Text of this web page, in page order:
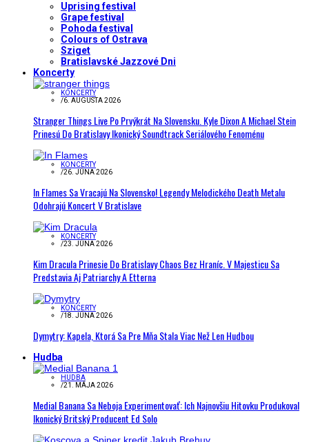
Uprising festival
Grape festival
Pohoda festival
Colours of Ostrava
Sziget
Bratislavské Jazzové Dni
Koncerty
KONCERTY
/6. AUGUSTA 2026
Stranger Things Live Po Prvýkrát Na Slovensku. Kyle Dixon A Michael Stein
Prinesú Do Bratislavy Ikonický Soundtrack Seriálového Fenoménu
KONCERTY
/26. JÚNA 2026
In Flames Sa Vracajú Na Slovensko! Legendy Melodického Death Metalu
Odohrajú Koncert V Bratislave
KONCERTY
/23. JÚNA 2026
Kim Dracula Prinesie Do Bratislavy Chaos Bez Hraníc. V Majesticu Sa
Predstavia Aj Patriarchy A Etterna
KONCERTY
/18. JÚNA 2026
Dymytry: Kapela, Ktorá Sa Pre Mňa Stala Viac Než Len Hudbou
Hudba
HUDBA
/21. MÁJA 2026
Medial Banana Sa Neboja Experimentovať: Ich Najnovšiu Hitovku Produkoval
Ikonický Britský Producent Ed Solo